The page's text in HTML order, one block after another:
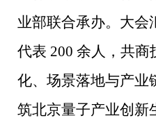
业部联合承办。大会
代表 200 余人，共
化、场景落地与产业
筑北京量子产业创新